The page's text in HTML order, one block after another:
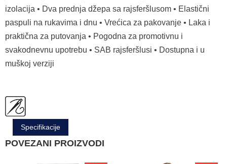
izolacija • Dva prednja džepa sa rajsferšlusom • Elastični
paspuli na rukavima i dnu • Vrećica za pakovanje • Laka i
praktična za putovanja • Pogodna za promotivnu i
svakodnevnu upotrebu • SAB rajsferšlusi • Dostupna i u
muškoj verziji
Specifikacije
POVEZANI PROIZVODI